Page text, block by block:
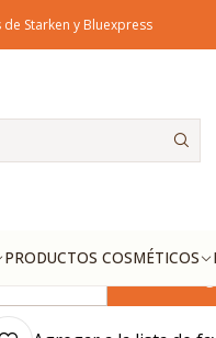
PRODUCTOS COSMÉTICOS
Starken y Bluexpress
Flor de Jamaica
de